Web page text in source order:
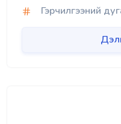
Гэрчилгээний